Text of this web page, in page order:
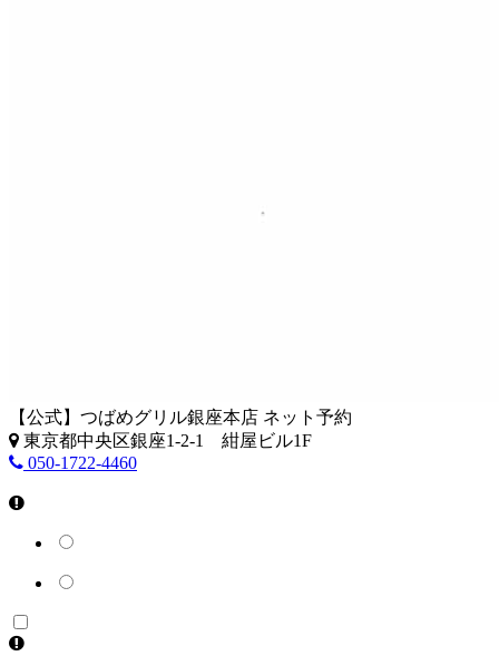
【公式】つばめグリル銀座本店 ネット予約
東京都中央区銀座1-2-1 紺屋ビル1F
050-1722-4460